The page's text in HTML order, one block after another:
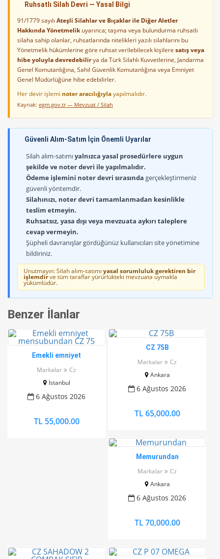
Ruhsatlı Silah Devri — Yasal Bilgi
91/1779 sayılı Ateşli Silahlar ve Bıçaklar ile Diğer Aletler
Hakkında Yönetmelikuyarınca; taşıma veya bulundurma ruhsatlı
silaha sahip olanlar, ruhsatlarında nitelikleri yazılı silahlarını bu
Yönetmelik hükümlerine göre ruhsat verilebilecek kişilere satış veya
hibe yoluyla devredebilirya da Türk Silahlı Kuvvetlerine, Jandarma
Genel Komutanlığına, Sahil Güvenlik Komutanlığına veya Emniyet
Genel Müdürlüğüne hibe edebilirler.
Her devir işlemi noter aracılığıylayapılmalıdır.
Kaynak: egm.gov.tr — Mevzuat / Silah
Güvenli Alım-Satım İçin Önemli Uyarılar
Silah alım-satımıyalnızca yasal prosedürlere uygun
şekilde ve noter devri ile yapılmalıdır.
Ödeme işlemini noter devri sırasında gerçekleştirmeniz
güvenli yöntemdir.
Silahınızı, noter devri tamamlanmadan kesinlikle
teslim etmeyin.
Ruhsatsız, yasa dışı veya mevzuata aykırı taleplere
cevap vermeyin.
Şüpheli davranışlar gördüğünüz kullanıcıları site yönetimine
bildiriniz.
Unutmayın: Silah alım-satımı yasal sorumluluk gerektiren bir
işlemdirve tüm taraflar yürürlükteki mevzuata uymakla
yükümlüdür.
Benzer İlanlar
Emekli emniyet
Markalar
Cz
İstanbul
6 Ağustos 2026
TL 55,000.00
CZ 75B
Markalar
Cz
Ankara
6 Ağustos 2026
TL 65,000.00
Memurundan
Markalar
Cz
Ankara
6 Ağustos 2026
TL 70,000.00